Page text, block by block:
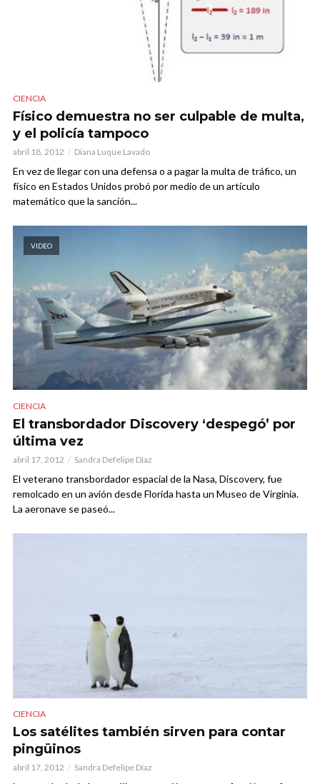
CIENCIA
Físico demuestra no ser culpable de multa,
y el policía tampoco
abril 18, 2012 Diana Luque Lavado
En vez de llegar con una defensa o a pagar la multa de tráfico, un
físico en Estados Unidos probó por medio de un artículo
matemático que la sanción...
VIDEO
CIENCIA
El transbordador Discovery ‘despegó’ por
última vez
abril 17, 2012 Sandra Defelipe Díaz
El veterano transbordador espacial de la Nasa, Discovery, fue
remolcado en un avión desde Florida hasta un Museo de Virginia.
La aeronave se paseó...
CIENCIA
Los satélites también sirven para contar
pingüinos
abril 17, 2012 Sandra Defelipe Díaz